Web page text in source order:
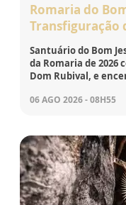
Romaria do
Transfiguração
Santuário do Bom
da Romaria de 2026
Dom Rubival, e
06 AGO 2026 - 08H55